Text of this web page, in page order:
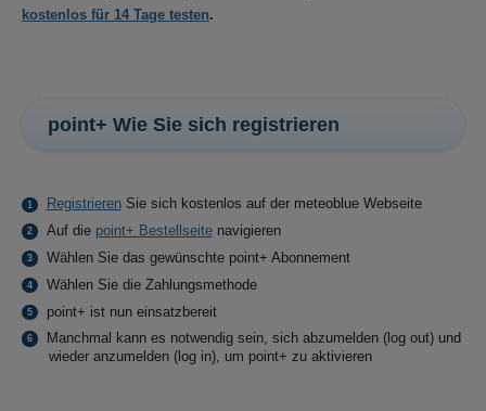
kostenlos für 14 Tage testen.
point+ Wie Sie sich registrieren
RegistrierenSie sich kostenlos auf der meteoblue Webseite
Auf die point+ Bestellseitenavigieren
Wählen Sie das gewünschte point+ Abonnement
Wählen Sie die Zahlungsmethode
point+ ist nun einsatzbereit
Manchmal kann es notwendig sein, sich abzumelden (log out) und
wieder anzumelden (log in), um point+ zu aktivieren